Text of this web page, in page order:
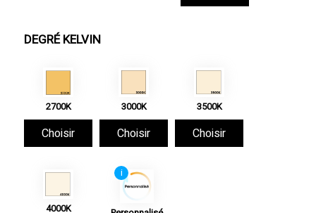
DEGRÉ KELVIN
2700K
Choisir
3000K
Choisir
3500K
Choisir
4000K
i